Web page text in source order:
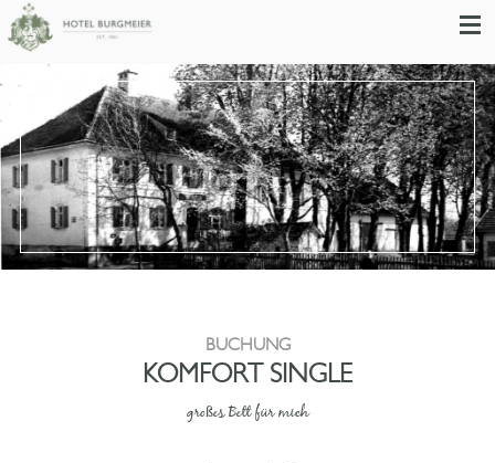
BUCHUNG
KOMFORT SINGLE
großes Bett für mich